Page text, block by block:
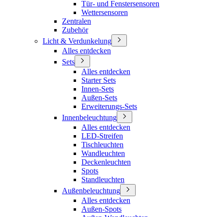
Tür- und Fenstersensoren
Wettersensoren
Zentralen
Zubehör
Licht & Verdunkelung
Alles entdecken
Sets
Alles entdecken
Starter Sets
Innen-Sets
Außen-Sets
Erweiterungs-Sets
Innenbeleuchtung
Alles entdecken
LED-Streifen
Tischleuchten
Wandleuchten
Deckenleuchten
Spots
Standleuchten
Außenbeleuchtung
Alles entdecken
Außen-Spots